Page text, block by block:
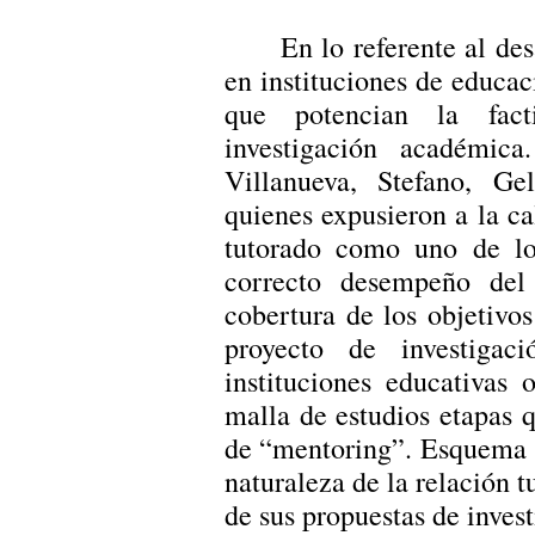
En lo referente al
en instituciones de
que potencian la
investigación
Villanueva, Stefano,
quienes expusieron a la
tutorado como uno de
correcto desempeño
cobertura de los
proyecto de
instituciones
malla de estudios etapas
de “mentoring”.
naturaleza de la relación
de sus propuestas de